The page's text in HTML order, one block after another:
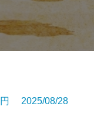
2025/08/28